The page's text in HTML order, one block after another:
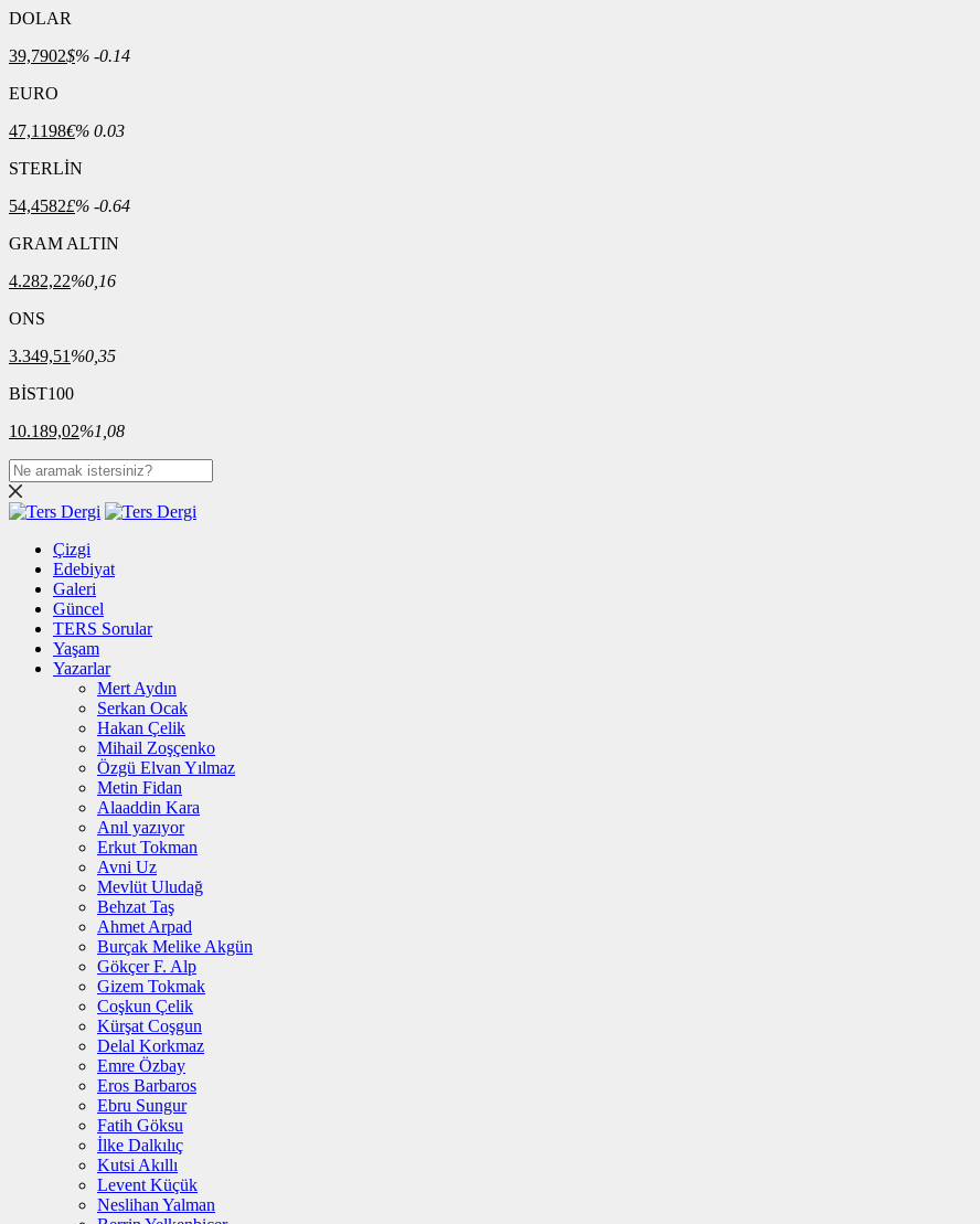
DOLAR
39,7902$% -0.14
EURO
47,1198€% 0.03
STERLİN
54,4582£% -0.64
GRAM ALTIN
4.282,22%0,16
ONS
3.349,51 %0,35
BİST100
10.189,02%1,08
Çizgi
Edebiyat
Galeri
Güncel
TERS Sorular
Yaşam
Yazarlar
Mert Aydın
Serkan Ocak
Hakan Çelik
Mihail Zoşçenko
Özgü Elvan Yılmaz
Metin Fidan
Alaaddin Kara
Anıl yazıyor
Erkut Tokman
Avni Uz
Mevlüt Uludağ
Behzat Taş
Ahmet Arpad
Burçak Melike Akgün
Gökçer F. Alp
Gizem Tokmak
Coşkun Çelik
Kürşat Coşgun
Delal Korkmaz
Emre Özbay
Eros Barbaros
Ebru Sungur
Fatih Göksu
İlke Dalkılıç
Kutsi Akıllı
Levent Küçük
Neslihan Yalman